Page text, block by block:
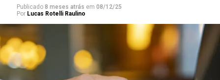
Publicado 8 meses atrás em 08/12/25
Por Lucas Rotelli Raulino